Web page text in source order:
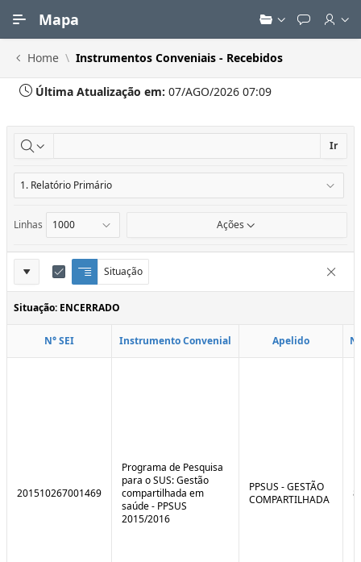
Mapa
Home Instrumentos Conveniais - Recebidos
Última Atualização em: 07/AGO/2026 07:09
Ir
Linhas Ações
Definições
do
Relatório
Situação
Q
u
e
b
E
d
i
t
Situação: ENCERRADO
N° SEI Instrumento Convenial Apelido
201510267001469
Programa de Pesquisa
para o SUS: Gestão
compartilhada em
saúde - PPSUS
2015/2016
PPSUS - GESTÃO
COMPARTILHADA